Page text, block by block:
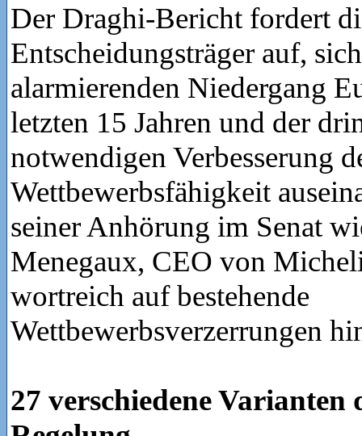
Der Draghi-Bericht fordert
Entscheidungsträger auf,
alarmierenden Niedergang
letzten 15 Jahren und der
notwendigen Verbesserung
Wettbewerbsfähigkeit
seiner Anhörung im Senat
Menegaux, CEO von
wortreich auf bestehende
Wettbewerbsverzerrungen
27 verschiedene Varianten